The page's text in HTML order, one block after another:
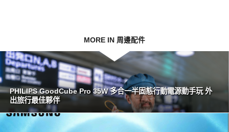
MORE IN 周邊配件
PHILIPS GoodCube Pro 35W 多合一半固態行動電源動手玩 外
出旅行最佳夥伴